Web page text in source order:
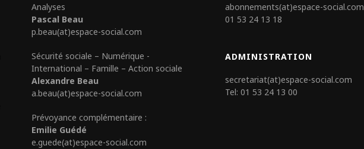
Analyses
Pascal Beau
p.beau(at)espace-social.com
Sécurité sociale – Numérique -
International – Famille – Action sociale
Alexandre Beau
a.beau(at)espace-social.com
Prévoyance complémentaire :
Emilie Guédé
e.guede(at)espace-social.com
abonnements(at)espace-social.com
01 53 24 13 18
ADMINISTRATION
secretariat(at)espace-social.com
Tel: 01 53 24 13 00